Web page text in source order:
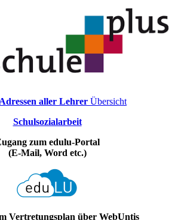
aller Lehrer Übersicht
Schulsozialarbeit
zum edulu-Portal
(E-Mail, Word etc.)
Vertretungsplan über WebUntis